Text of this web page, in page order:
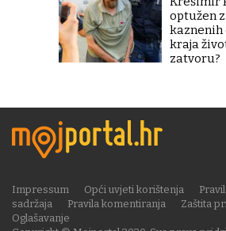
optužen
kaznenih
kraja
zatvoru?
Impressum Opći uvjeti korištenja
sadržaja
Pravila komentiranja Zaštita
Oglašavanje